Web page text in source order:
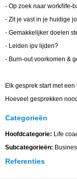
- Op zoek naar work/life-
- Zit je vast in je huidige
- Gemakkelijker doelen
- Leiden ipv lijden?
- Burn-out voorkomen &
Elk gesprek start met
Hoeveel gesprekken
Categorieën
Hoofdcategorie: Life
Subcategorieën:
Referenties